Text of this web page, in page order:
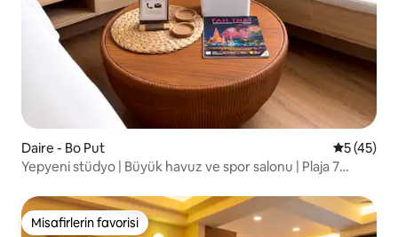
Daire - Bo Put 55 (45)
Yepyeni stüdyo | Büyük havuz ve spor salonu | Plaja 7
Misafirlerin favorisi
Misafirlerin favorisi